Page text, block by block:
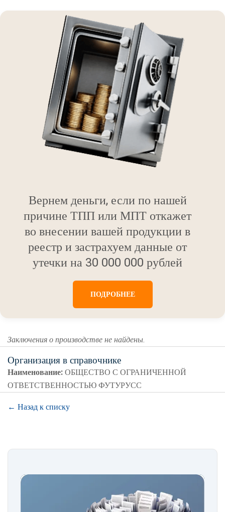
Вернем деньги, если по нашей
причине ТПП или МПТ откажет
во внесении вашей продукции в
реестр и застрахуем данные от
утечки на 30 000 000 рублей
ПОДРОБНЕЕ
Заключения о производстве не найдены.
Организация в справочнике
Наименование:ОБЩЕСТВО С ОГРАНИЧЕННОЙ
ОТВЕТСТВЕННОСТЬЮ ФУТУРУСС
← Назад к списку